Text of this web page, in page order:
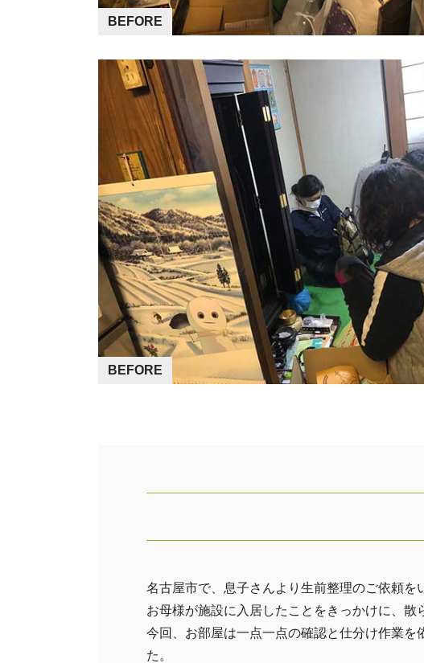
BEFORE
BEFORE
名古屋市で、息子さんより生前整理のご依頼を
お母様が施設に入居したことをきっかけに、散
今回、お部屋は一点一点の確認と仕分け作業
た。